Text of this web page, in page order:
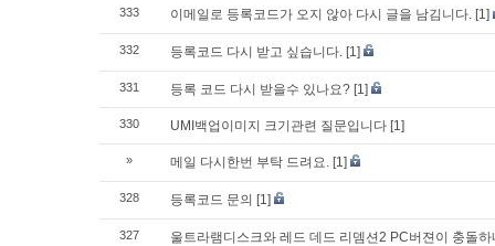
333 이메일로 등록코드가 오지 않아 다시 글을 남김니다. [1]
332 등록코드 다시 받고 싶습니다. [1]
331 등록 코드 다시 받을수 있나요? [1]
330 UMI백업이미지 크기관련 질문입니다 [1]
» 메일 다시한번 부탁 드려요. [1]
328 등록코드 문의 [1]
327 울트라램디스크와 레드 데드 리뎀션2 PC버젼이 충돌하